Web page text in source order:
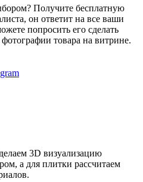
Получите бесплатную
он ответит на все ваши
попросить его сделать
товара на витрине.
3D визуализацию
а для плитки рассчитаем